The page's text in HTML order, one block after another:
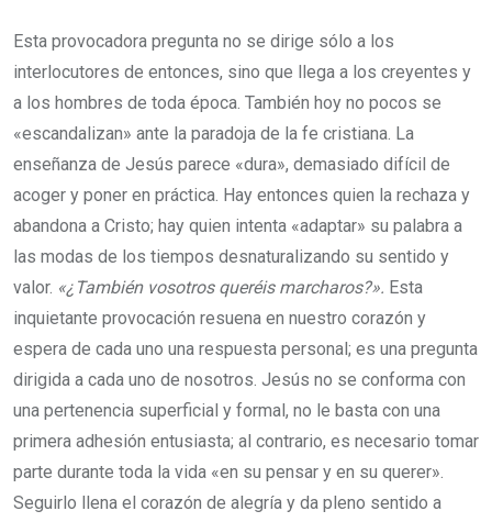
Esta provocadora pregunta no se dirige sólo a los
interlocutores de entonces, sino que llega a los creyentes y
a los hombres de toda época. También hoy no pocos se
«escandalizan» ante la paradoja de la fe cristiana. La
enseñanza de Jesús parece «dura», demasiado difícil de
acoger y poner en práctica. Hay entonces quien la rechaza y
abandona a Cristo; hay quien intenta «adaptar» su palabra a
las modas de los tiempos desnaturalizando su sentido y
valor. «¿También vosotros queréis marcharos?». Esta
inquietante provocación resuena en nuestro corazón y
espera de cada uno una respuesta personal; es una pregunta
dirigida a cada uno de nosotros. Jesús no se conforma con
una pertenencia superficial y formal, no le basta con una
primera adhesión entusiasta; al contrario, es necesario tomar
parte durante toda la vida «en su pensar y en su querer».
Seguirlo llena el corazón de alegría y da pleno sentido a